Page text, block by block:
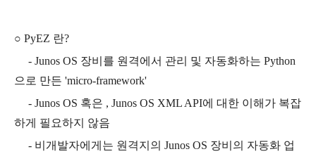
○ PyEZ 란?
- Junos OS 장비를 원격에서 관리 및 자동화하는 Python
으로 만든 'micro-framework'
- Junos OS 혹은 , Junos OS XML API에 대한 이해가 복잡
하게 필요하지 않음
- 비개발자에게는 원격지의 Junos OS 장비의 자동화 업